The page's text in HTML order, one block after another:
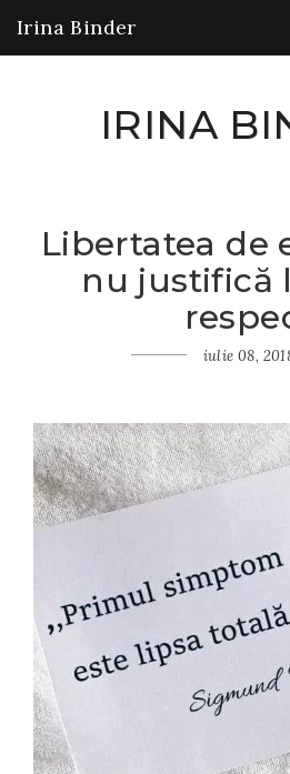
Irina Binder
IRINA
Home
Libertatea
Libertatea de
nu justifică
iulie 08,